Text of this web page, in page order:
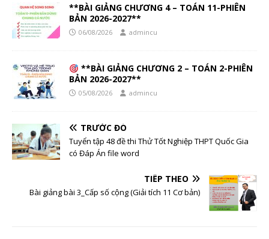
**BÀI GIẢNG CHƯƠNG 4 – TOÁN 11-PHIÊN
BẢN 2026-2027**
06/08/2026 admincu
**BÀI GIẢNG CHƯƠNG 2 – TOÁN 2-PHIÊN
BẢN 2026-2027**
05/08/2026 admincu
TRƯỚC ĐÓ
Tuyển tập 48 đề thi Thử Tốt Nghiệp THPT Quốc Gia
có Đáp Án file word
TIẾP THEO
Bài giảng bài 3_Cấp số cộng (Giải tích 11 Cơ bản)